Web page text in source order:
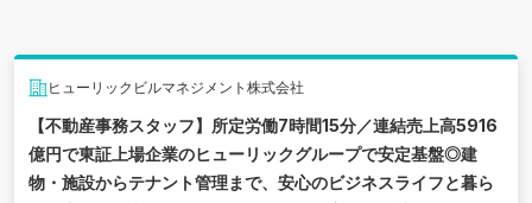
ヒューリックビルマネジメント株式会社
【不動産事務スタッフ】所定労働7時間15分／連結売上高5916
億円で東証上場企業のヒューリックグループで安定基盤◎建
物・施設からテナント管理まで、安心のビジネスライフと暮ら